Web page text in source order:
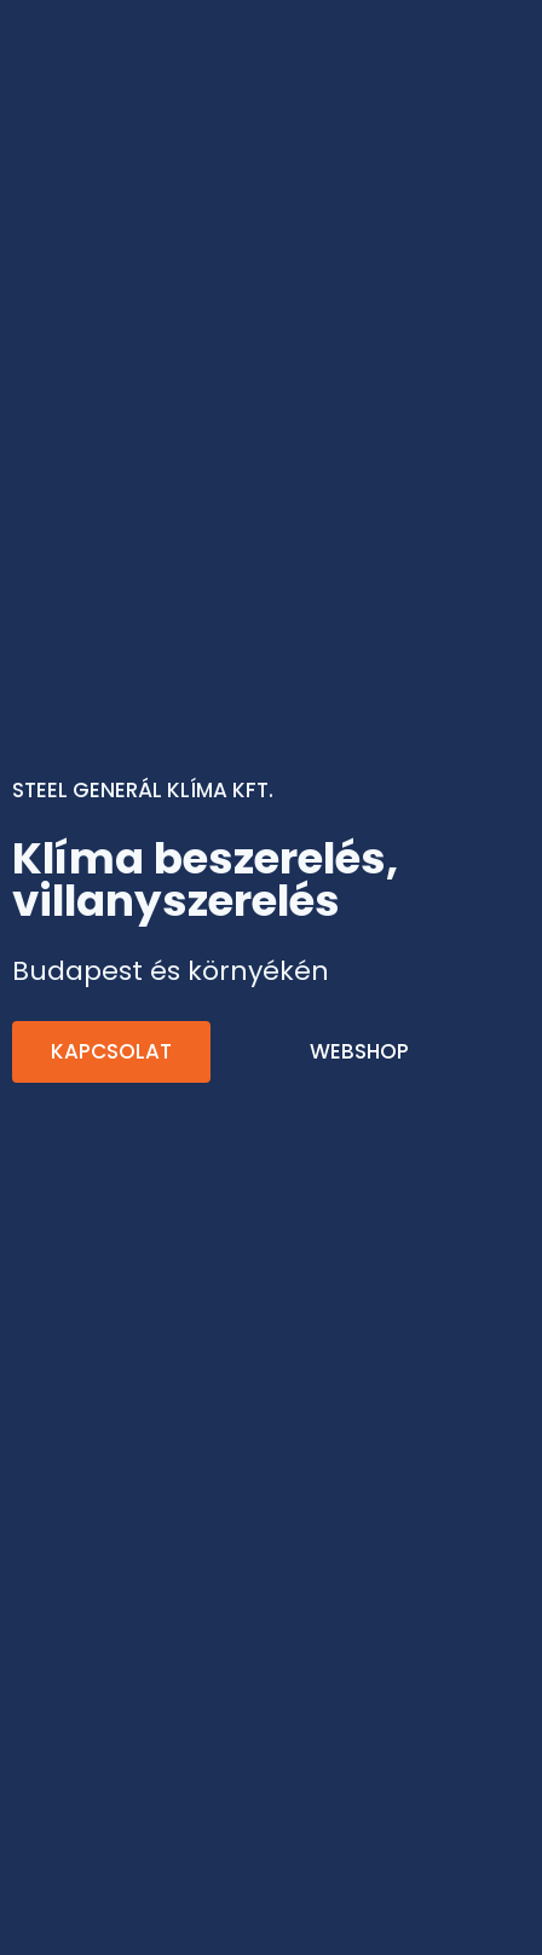
STEEL GENERÁL KLÍMA KFT.
Klíma beszerelés,
villanyszerelés
Budapest és környékén
KAPCSOLAT WEBSHOP